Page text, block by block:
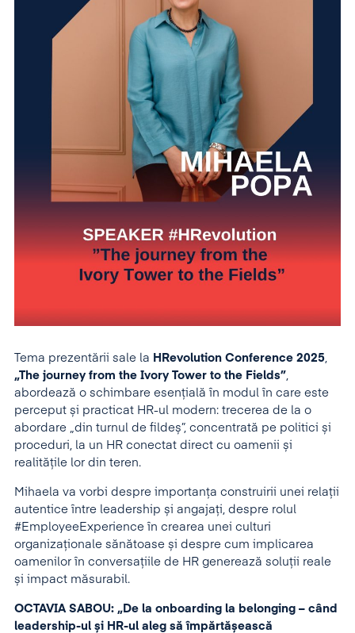
Tema prezentării sale la HRevolution Conference 2025
„The journey from the Ivory Tower to the Fields”
abordează o schimbare esențială în modul în care este
perceput și practicat HR-ul modern: trecerea de la o
abordare „din turnul de fildeș”, concentrată pe politici și
proceduri, la un HR conectat direct cu oamenii și
realitățile lor din teren.
Mihaela va vorbi despre importanța construirii unei relații
autentice între leadership și angajați, despre rolul
#EmployeeExperience în crearea unei culturi
organizaționale sănătoase și despre cum implicarea
oamenilor în conversațiile de HR generează soluții reale
și impact măsurabil.
OCTAVIA SABOU: „De la onboarding la belonging – când
leadership-ul și HR-ul aleg să împărtășească